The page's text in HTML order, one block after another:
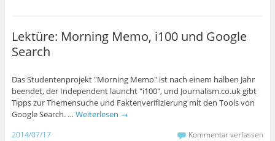
Lektüre: Morning Memo, i100 und Google
Search
Das Studentenprojekt "Morning Memo" ist nach einem halben Jahr
beendet, der Independent launcht "i100", und Journalism.co.uk gibt
Tipps zur Themensuche und Faktenverifizierung mit den Tools von
Google Search. … Weiterlesen →
2014/07/17 Kommentar verfassen